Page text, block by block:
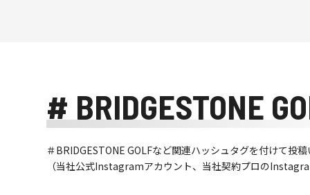
# BRIDGESTONE
＃BRIDGESTONE GOLFなど関連ハッシュタグを付けて投
（当社公式Instagramアカウント、当社契約プロの